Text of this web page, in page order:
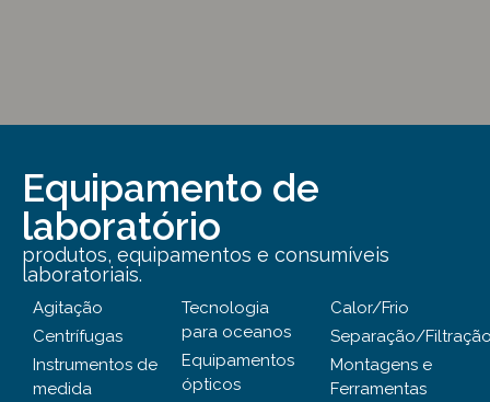
Equipamento de
laboratório
produtos, equipamentos e consumíveis
laboratoriais.
Agitação
Centrífugas
Instrumentos de
medida
Tecnologia
para oceanos
Equipamentos
ópticos
Calor/Frio
Separação/
Montagens e
Ferramentas